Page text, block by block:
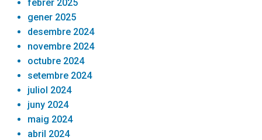
febrer 2025
gener 2025
desembre 2024
novembre 2024
octubre 2024
setembre 2024
juliol 2024
juny 2024
maig 2024
abril 2024